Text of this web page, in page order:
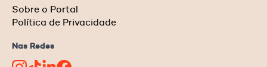
Sobre o Portal
Política de Privacidade
Nas Redes